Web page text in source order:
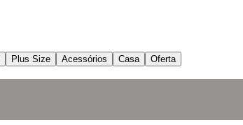
Plus Size Acessórios Casa Oferta